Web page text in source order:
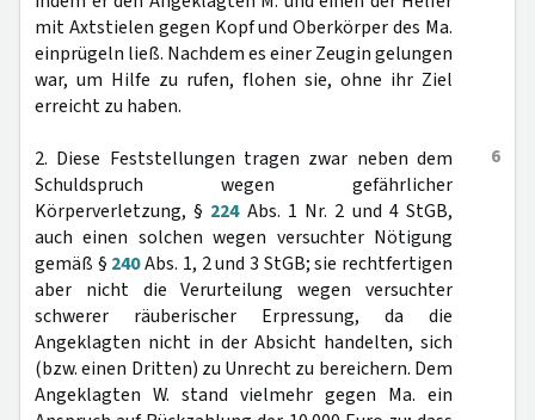
mit Axtstielen gegen Kopf und Oberkörper des Ma.
einprügeln ließ. Nachdem es einer Zeugin gelungen
war, um Hilfe zu rufen, flohen sie, ohne ihr Ziel
erreicht zu haben.
6
2. Diese Feststellungen tragen zwar neben dem
Schuldspruch wegen gefährlicher
Körperverletzung, § 224Abs. 1 Nr. 2 und 4 StGB,
auch einen solchen wegen versuchter Nötigung
gemäß § 240Abs. 1, 2 und 3 StGB; sie rechtfertigen
aber nicht die Verurteilung wegen versuchter
schwerer räuberischer Erpressung, da die
Angeklagten nicht in der Absicht handelten, sich
(bzw. einen Dritten) zu Unrecht zu bereichern. Dem
Angeklagten W. stand vielmehr gegen Ma. ein